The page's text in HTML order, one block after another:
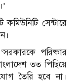
সেন্টারে
পরিষ্কার
তত পিছিয়ে
তৈরি হবে না।